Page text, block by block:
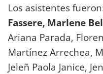
Los asistentes
Fassere, Marlene
Ariana Parada,
Martínez Arrechea,
Jeleñ Paola Janice,